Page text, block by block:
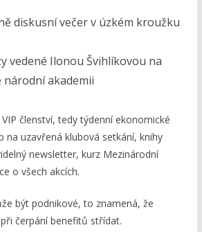
diskusní večer v úzkém kroužku
vedené Ilonou Švihlíkovou na
národní akademii
členství, tedy týdenní ekonomické
na uzavřená klubová setkání, knihy
newsletter, kurz Mezinárodní
o všech akcích.
být podnikové, to znamená, že
čerpání benefitů střídat.